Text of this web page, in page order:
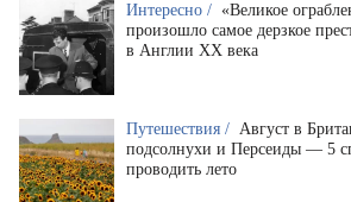
Интересно / «Великое
произошло самое дерзкое
в Англии XX века
Путешествия / Август в
подсолнухи и Персеиды — 5
проводить лето